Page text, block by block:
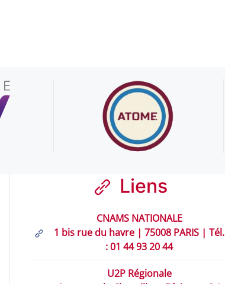
Liens
CNAMS NATIONALE
1 bis rue du havre | 75008 PARIS | Tél.
: 01 44 93 20 44
U2P Régionale